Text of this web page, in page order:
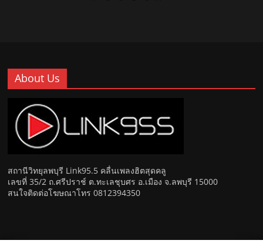
About Us
สถานีวิทยุลพบุรี Link95.5 คลื่นเพลงฮิตสุดคลู
เลขที่ 35/2 ถ.ศรีปราช์ ต.ทะเลชุบศร อ.เมือง จ.ลพบุรี 15000
สนใจติดต่อโฆษณาโทร 0812394350